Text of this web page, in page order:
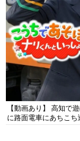
【動画あり】 高知で
に路面電車にあちこち